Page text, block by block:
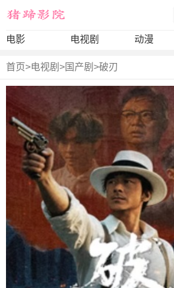
电影 电视剧 动漫
首页>电视剧 >国产剧 >破刃